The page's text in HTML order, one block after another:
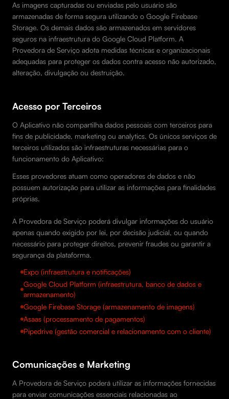
As imagens capturadas ou enviadas pelo usuário são
armazenadas de forma segura utilizando o Google Firebase
Storage. Os demais dados são armazenados em servidores
seguros na infraestrutura do Google Cloud Platform. A
Provedora de Serviço adota medidas técnicas e organizacionais
adequadas para proteger os dados contra acesso não autorizado,
alteração, divulgação ou destruição.
Acesso por Terceiros
O Aplicativo não compartilha dados pessoais com terceiros para
fins de publicidade, marketing ou analytics. Os únicos serviços de
terceiros utilizados são infraestruturas necessárias para o
funcionamento do Aplicativo:
Esses provedores atuam como operadores de dados e não
possuem autorização para utilizar as informações para finalidades
próprias.
A Provedora de Serviço poderá divulgar informações do usuário
apenas quando exigido por lei, por decisão judicial, ou quando
necessário para proteger direitos, prevenir fraudes ou garantir a
segurança da plataforma.
Expo (infraestrutura e notificações)
Google Cloud Platform (infraestrutura, banco de dados e
armazenamento)
Google Firebase Storage (armazenamento de imagens)
Asaas (processamento de pagamentos)
Pipedrive (gestão comercial e relacionamento com o cliente)
Comunicações e Marketing
A Provedora de Serviço poderá utilizar as informações fornecidas
para enviar comunicações essenciais relacionadas ao